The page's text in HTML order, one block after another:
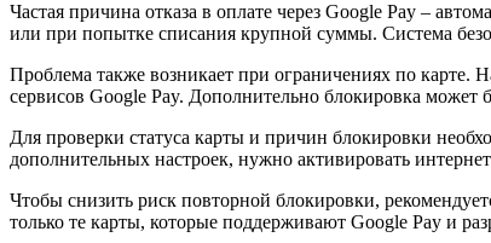
Частая причина отказа в оплате через Google Pay –
или при попытке списания крупной суммы. Система
Проблема также возникает при ограничениях по карте.
сервисов Google Pay. Дополнительно блокировка может
Для проверки статуса карты и причин блокировки
дополнительных настроек, нужно активировать
Чтобы снизить риск повторной блокировки,
только те карты, которые поддерживают Google Pay и